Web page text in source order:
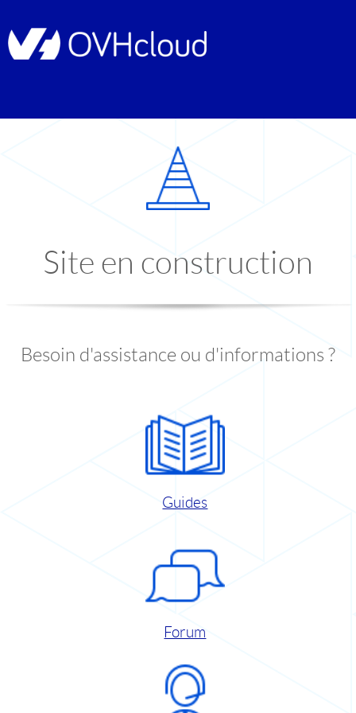
Site en construction
Besoin d'assistance ou d'informations ?
Guides
Forum